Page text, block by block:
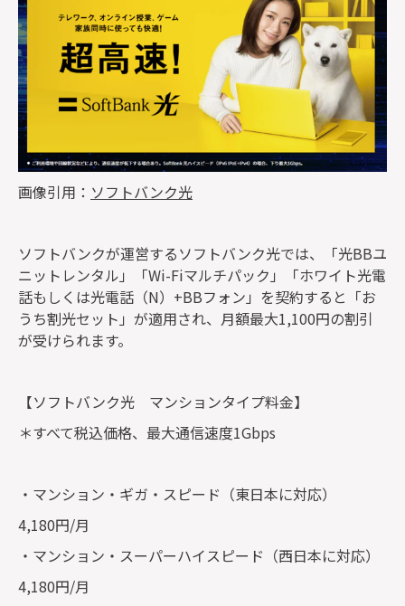
画像引用： ソフトバンク光
ソフトバンクが運営するソフトバンク光では、「光BBユ
ニットレンタル」「Wi-Fiマルチパック」「ホワイト光電
話もしくは光電話（N）+BBフォン」を契約すると「お
うち割光セット」が適用され、月額最大1,100円の割引
が受けられます。
【ソフトバンク光 マンションタイプ料金】
＊すべて税込価格、最大通信速度1Gbps
・マンション・ギガ・スピード（東日本に対応）
4,180円/月
・マンション・スーパーハイスピード（西日本に対応）
4,180円/月